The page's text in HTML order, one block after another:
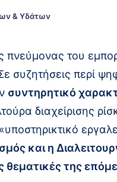
& Υδάτων
πνεύμονας του
συζητήσεις περί
συντηρητικό
διαχείρισης
και η
θεματικές της